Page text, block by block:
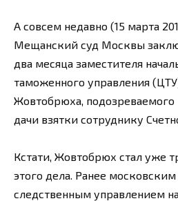
А совсем недавно (15 марта
Мещанский суд Москвы
два месяца заместителя
таможенного управления
Жовтобрюха, подозреваемого
дачи взятки сотруднику
Кстати, Жовтобрюх стал уже
этого дела. Ранее
следственным управлением